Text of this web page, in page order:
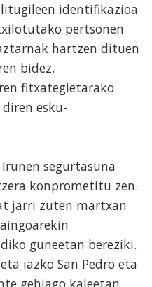
identifikazioa
pertsonen
hartzen dituen
bidez,
fitxategietarako
esku-
segurtasuna
konprometitu zen.
jarri zuten martxan
guneetan bereziki.
iazko San Pedro eta